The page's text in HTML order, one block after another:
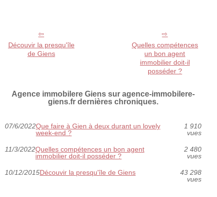
Découvir la presqu'île
de Giens
Quelles compétences
un bon agent
immobilier doit-il
posséder ?
Agence immobilere Giens sur agence-immobilere-
giens.fr dernières chroniques.
07/6/2022Que faire à Gien à deux durant un lovely
week-end ?
1 910
vues
11/3/2022Quelles compétences un bon agent
immobilier doit-il posséder ?
2 480
vues
10/12/2015Découvir la presqu'île de Giens
43 298
vues